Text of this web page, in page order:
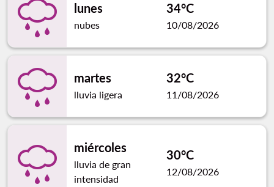
lunes
nubes
34°C
10/08/2026
martes
lluvia ligera
32°C
11/08/2026
miércoles
lluvia de gran
intensidad
30°C
12/08/2026